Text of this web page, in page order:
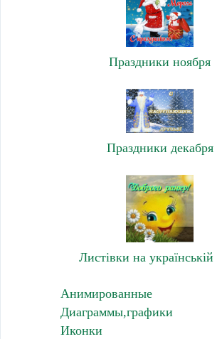
Праздники ноября
Праздники декабря
Листівки на українській
Анимированные
Диаграммы,графики
Иконки